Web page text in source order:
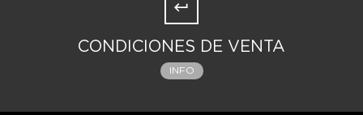
CONDICIONES DE VENTA
INFO